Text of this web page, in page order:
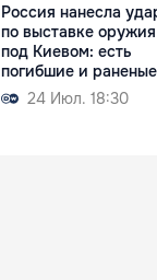
Россия нанесла
по выставке оружия
под Киевом: есть
погибшие и раненые
24 Июл. 18:30